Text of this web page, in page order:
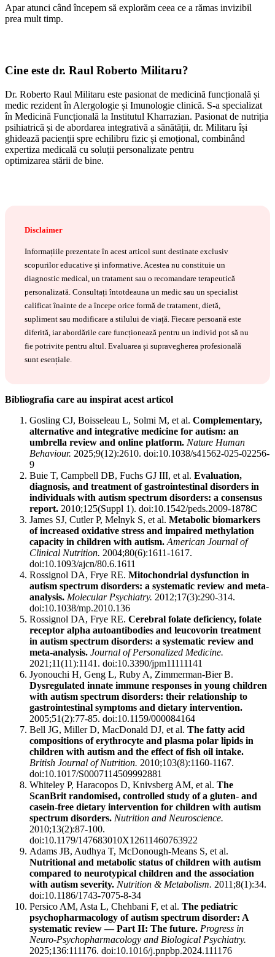
Apar atunci când începem să explorăm ceea ce a rămas invizibil
prea mult timp.
Cine este dr. Raul Roberto Militaru?
Dr. Roberto Raul Militaru este pasionat de medicină funcțională și
medic rezident în Alergologie și Imunologie clinică. S-a specializat
în Medicină Funcțională la Institutul Kharrazian. Pasionat de nutriția
psihiatrică și de abordarea integrativă a sănătății, dr. Militaru își
ghidează pacienții spre echilibru fizic și emoțional, combinând
expertiza medicală cu soluții personalizate pentru
optimizarea stării de bine.
Disclaimer
Informațiile prezentate în acest articol sunt destinate exclusiv
scopurilor educative și informative. Acestea nu constituie un
diagnostic medical, un tratament sau o recomandare terapeutică
personalizată. Consultați întotdeauna un medic sau un specialist
calificat înainte de a începe orice formă de tratament, dietă,
supliment sau modificare a stilului de viață. Fiecare persoană este
diferită, iar abordările care funcționează pentru un individ pot să nu
fie potrivite pentru altul. Evaluarea și supravegherea profesională
sunt esențiale.
Bibliografia care au inspirat acest articol
Gosling CJ, Boisseleau L, Solmi M, et al. Complementary,
alternative and integrative medicine for autism: an
umbrella review and online platform. Nature Human
Behaviour. 2025;9(12):2610. doi:10.1038/s41562-025-02256-
9
Buie T, Campbell DB, Fuchs GJ III, et al. Evaluation,
diagnosis, and treatment of gastrointestinal disorders in
individuals with autism spectrum disorders: a consensus
report. 2010;125(Suppl 1). doi:10.1542/peds.2009-1878C
James SJ, Cutler P, Melnyk S, et al. Metabolic biomarkers
of increased oxidative stress and impaired methylation
capacity in children with autism. American Journal of
Clinical Nutrition. 2004;80(6):1611-1617.
doi:10.1093/ajcn/80.6.1611
Rossignol DA, Frye RE. Mitochondrial dysfunction in
autism spectrum disorders: a systematic review and meta-
analysis. Molecular Psychiatry. 2012;17(3):290-314.
doi:10.1038/mp.2010.136
Rossignol DA, Frye RE. Cerebral folate deficiency, folate
receptor alpha autoantibodies and leucovorin treatment
in autism spectrum disorders: a systematic review and
meta-analysis. Journal of Personalized Medicine.
2021;11(11):1141. doi:10.3390/jpm11111141
Jyonouchi H, Geng L, Ruby A, Zimmerman-Bier B.
Dysregulated innate immune responses in young children
with autism spectrum disorders: their relationship to
gastrointestinal symptoms and dietary intervention.
2005;51(2):77-85. doi:10.1159/000084164
Bell JG, Miller D, MacDonald DJ, et al. The fatty acid
compositions of erythrocyte and plasma polar lipids in
children with autism and the effect of fish oil intake.
British Journal of Nutrition. 2010;103(8):1160-1167.
doi:10.1017/S0007114509992881
Whiteley P, Haracopos D, Knivsberg AM, et al. The
ScanBrit randomised, controlled study of a gluten- and
casein-free dietary intervention for children with autism
spectrum disorders. Nutrition and Neuroscience.
2010;13(2):87-100.
doi:10.1179/147683010X12611460763922
Adams JB, Audhya T, McDonough-Means S, et al.
Nutritional and metabolic status of children with autism
compared to neurotypical children and the association
with autism severity. Nutrition & Metabolism. 2011;8(1):34.
doi:10.1186/1743-7075-8-34
Persico AM, Asta L, Chehbani F, et al. The pediatric
psychopharmacology of autism spectrum disorder: A
systematic review — Part II: The future. Progress in
Neuro-Psychopharmacology and Biological Psychiatry.
2025;136:111176. doi:10.1016/j.pnpbp.2024.111176